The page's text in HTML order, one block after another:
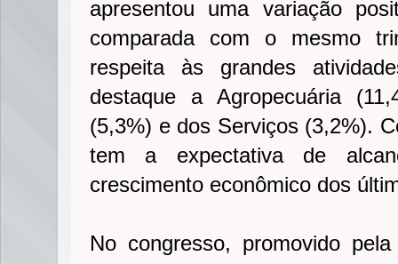
apresentou uma variação
comparada com o mesmo
respeita às grandes
destaque a Agropecuária
(5,3%) e dos Serviços (3,2%).
tem a expectativa de
crescimento econômico dos
No congresso, promovido